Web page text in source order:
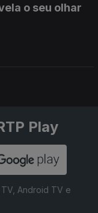
o seu olhar
Play
Android TV e